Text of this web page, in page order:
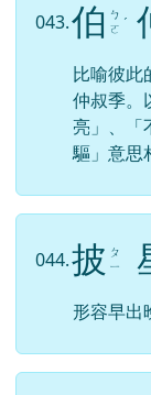
043.伯 ㄅ
ㄛ ˊ
比喻彼此
仲叔季。
亮」、「
驅」意思
044.披 ㄆ
ㄧ
形容早出